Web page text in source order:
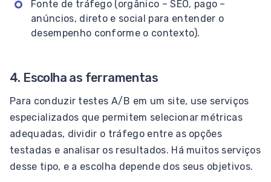
Fonte de tráfego (orgânico – SEO, pago –
anúncios, direto e social para entender o
desempenho conforme o contexto).
4. Escolha as ferramentas
Para conduzir testes A/B em um site, use serviços
especializados que permitem selecionar métricas
adequadas, dividir o tráfego entre as opções
testadas e analisar os resultados. Há muitos serviços
desse tipo, e a escolha depende dos seus objetivos.